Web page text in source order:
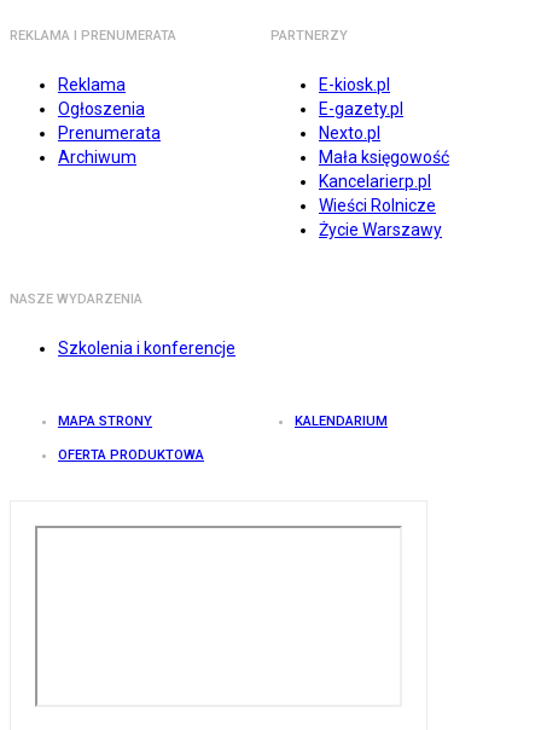
REKLAMA I PRENUMERATA
Reklama
Ogłoszenia
Prenumerata
Archiwum
PARTNERZY
E-kiosk.pl
E-gazety.pl
Nexto.pl
Mała księgowość
Kancelarierp.pl
Wieści Rolnicze
Życie Warszawy
NASZE WYDARZENIA
Szkolenia i konferencje
MAPA STRONY KALENDARIUM
OFERTA PRODUKTOWA